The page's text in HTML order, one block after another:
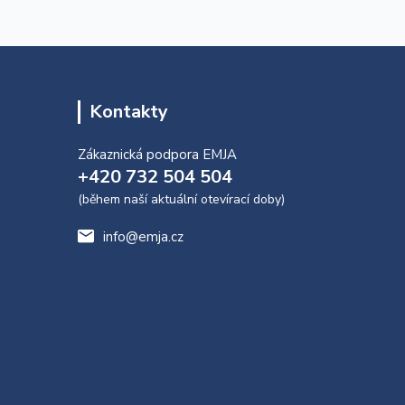
Kontakty
Zákaznická podpora EMJA
+420 732 504 504
(během naší aktuální otevírací doby)
info@emja.cz